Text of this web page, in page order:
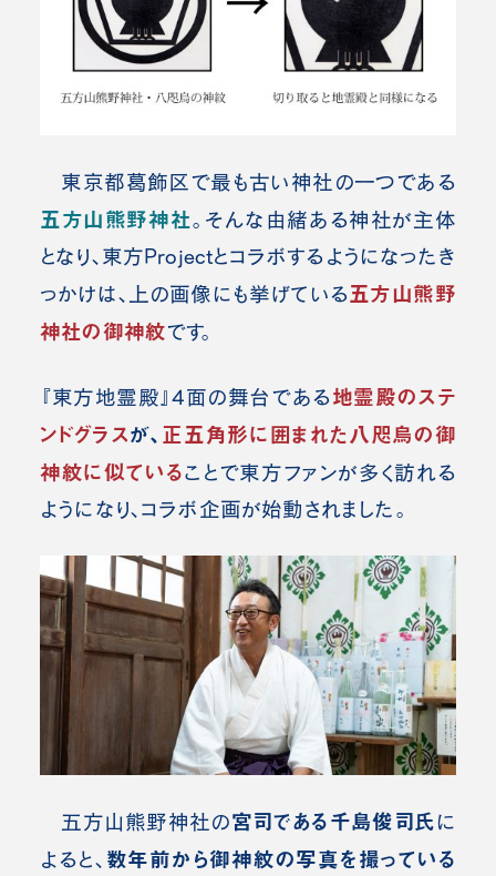
東京都葛飾区で最も古い神社の一つである
五方山熊野神社。そんな由緒ある神社が主体
となり、東方Projectとコラボするようになったき
っかけは、上の画像にも挙げている五方山熊野
神社の御神紋です。
『東方地霊殿』4面の舞台である 地霊殿のステ
ンドグラスが、正五角形に囲まれた八咫烏の御
神紋に似ていることで東方ファンが多く訪れる
ようになり、コラボ企画が始動されました。
五方山熊野神社の宮司である千島俊司氏に
よると、 数年前から御神紋の写真を撮っている